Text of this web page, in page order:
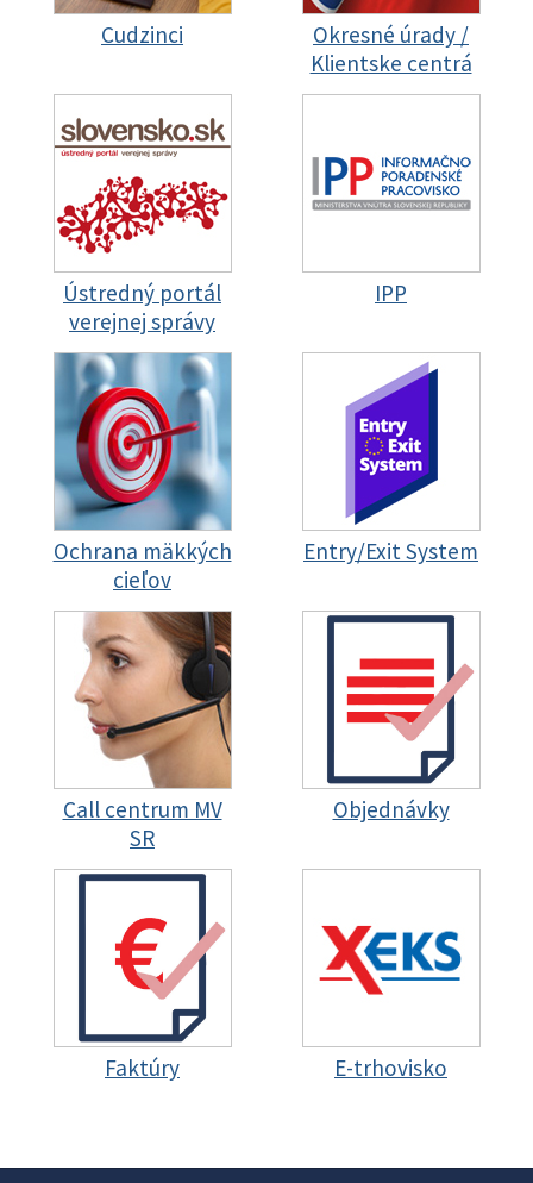
Cudzinci
Okresné úrady /
Klientske centrá
Ústredný portál
verejnej správy
IPP
Ochrana mäkkých
cieľov
Entry/Exit System
Call centrum MV
SR
Objednávky
Faktúry E-trhovisko